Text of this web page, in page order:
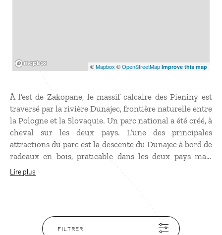
©Mapbox ©OpenStreetMap Improve this map
À l’est de Zakopane, le massif calcaire des Pieniny est
traversé par la rivière Dunajec, frontière naturelle entre
la Pologne et la Slovaquie. Un parc national a été créé, à
cheval sur les deux pays. L’une des principales
attractions du parc est la descente du Dunajec à bord de
radeaux en bois, praticable dans les deux pays mais
avec un itinéraire plus intéressant du côté polonais.
à grimper au sommet des Tszy Korony, à presque 1000
m, pour une vue à couper le souffle sur la Slovaquie.
Lire plus
FILTRER